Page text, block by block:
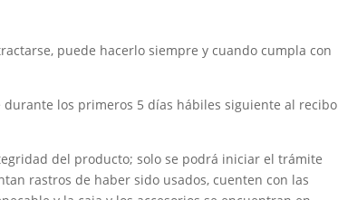
puede hacerlo siempre y cuando cumpla con
los primeros 5 días hábiles siguiente al recibo
del producto; solo se podrá iniciar el trámite
rastros de haber sido usados, cuenten con las